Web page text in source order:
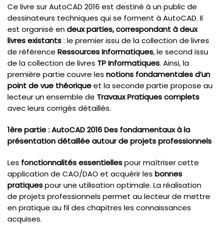
Ce livre sur AutoCAD 2016 est destiné à un public de
dessinateurs techniques qui se forment à AutoCAD. Il
est organisé endeux parties, correspondant à deux
livres existants: le premier issu de la collection de livres
de référence Ressources Informatiques, le second issu
de la collection de livres TP Informatiques. Ainsi, la
première partie couvre les notions fondamentales d’un
point de vue théoriqueet la seconde partie propose au
lecteur un ensemble de Travaux Pratiques complets
avec leurs corrigés détaillés.
1ère partie : AutoCAD 2016 Des fondamentaux à la
présentation détaillée autour de projets professionnels
Les fonctionnalités essentiellespour maîtriser cette
application de CAO/DAO et acquérir les bonnes
pratiquespour une utilisation optimale. La réalisation
de projets professionnels permet au lecteur de mettre
en pratique au fil des chapitres les connaissances
acquises.